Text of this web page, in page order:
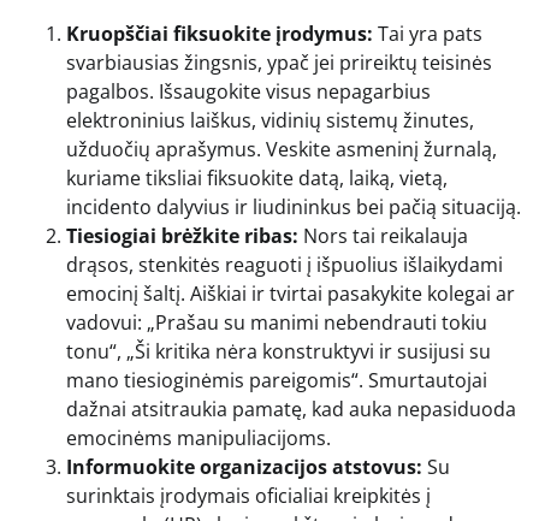
Kruopščiai fiksuokite įrodymus: Tai yra pats
svarbiausias žingsnis, ypač jei prireiktų teisinės
pagalbos. Išsaugokite visus nepagarbius
elektroninius laiškus, vidinių sistemų žinutes,
užduočių aprašymus. Veskite asmeninį žurnalą,
kuriame tiksliai fiksuokite datą, laiką, vietą,
incidento dalyvius ir liudininkus bei pačią situaciją.
Tiesiogiai brėžkite ribas: Nors tai reikalauja
drąsos, stenkitės reaguoti į išpuolius išlaikydami
emocinį šaltį. Aiškiai ir tvirtai pasakykite kolegai ar
vadovui: „Prašau su manimi nebendrauti tokiu
tonu“, „Ši kritika nėra konstruktyvi ir susijusi su
mano tiesioginėmis pareigomis“. Smurtautojai
dažnai atsitraukia pamatę, kad auka nepasiduoda
emocinėms manipuliacijoms.
Informuokite organizacijos atstovus: Su
surinktais įrodymais oficialiai kreipkitės į